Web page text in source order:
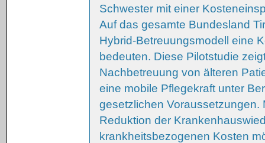
Schwester mit einer
Auf das gesamte Bundesland
Hybrid-Betreuungsmodell eine
bedeuten. Diese Pilotstudie
Nachbetreuung von älteren
eine mobile Pflegekraft unter
gesetzlichen Voraussetzungen.
Reduktion der
krankheitsbezogenen Kosten